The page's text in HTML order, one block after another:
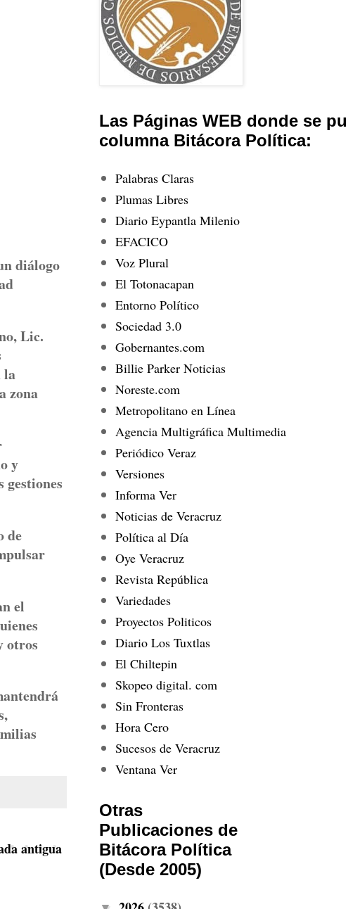
diálogo
Lic.
la
zona
y
gestiones
de
el
otros
antigua
Las Páginas WEB donde se
columna Bitácora Política:
Palabras Claras
Plumas Libres
Diario Eypantla Milenio
EFACICO
Voz Plural
El Totonacapan
Entorno Político
Sociedad 3.0
Gobernantes.com
Billie Parker Noticias
Noreste.com
Metropolitano en Línea
Agencia Multigráfica Multimedia
Periódico Veraz
Versiones
Informa Ver
Noticias de Veracruz
Política al Día
Oye Veracruz
Revista República
Variedades
Proyectos Politicos
Diario Los Tuxtlas
El Chiltepin
Skopeo digital. com
Sin Fronteras
Hora Cero
Sucesos de Veracruz
Ventana Ver
Otras
Publicaciones de
Bitácora Política
(Desde 2005)